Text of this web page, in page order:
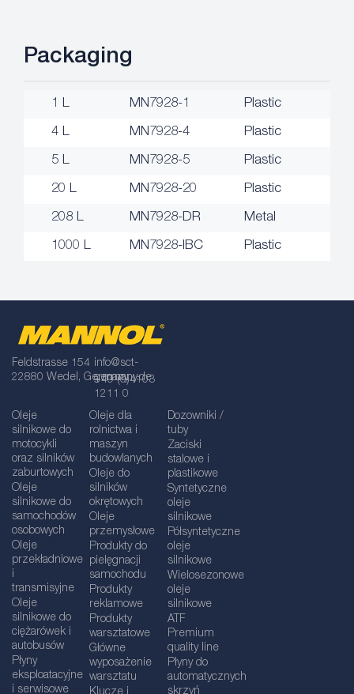
Packaging
1 L MN7928-1 Plastic
4 L MN7928-4 Plastic
5 L MN7928-5 Plastic
20 L MN7928-20 Plastic
208 L MN7928-DR Metal
1000 L MN7928-IBC Plastic
Feldstrasse 154
22880 Wedel, Germany
info@sct-
germany.de
+49 (0)4103
1211 0
Oleje
silnikowe do
motocykli
oraz silników
zaburtowych
Oleje
silnikowe do
samochodów
osobowych
Oleje
przekładniowe
i
transmisyjne
Oleje
silnikowe do
ciężarówek i
autobusów
Płyny
eksploatacyjne
i serwisowe
Oleje dla
rolnictwa i
maszyn
budowlanych
Oleje do
silników
okrętowych
Oleje
przemysłowe
Produkty do
pielęgnacji
samochodu
Produkty
reklamowe
Produkty
warsztatowe
Główne
wyposażenie
warsztatu
Dozowniki /
tuby
Zaciski
stalowe i
plastikowe
Syntetyczne
oleje
silnikowe
Półsyntetyczne
oleje
silnikowe
Wielosezonowe
oleje
silnikowe
ATF
Premium
quality line
Płyny do
automatycznych
skrzyń